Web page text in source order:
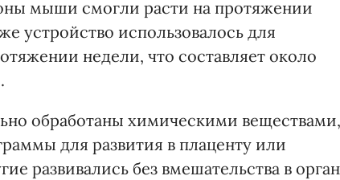
мыши смогли расти на протяжении
устройство использовалось для
недели, что составляет около
обработаны химическими веществами,
для развития в плаценту или
развивались без вмешательства в